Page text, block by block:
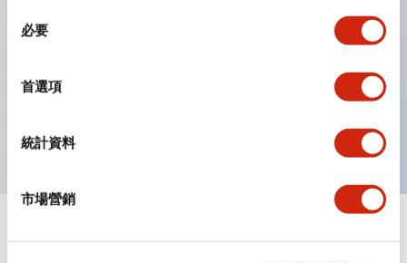
必要
首選項
統計資料
市場營銷
配備可確認接點狀態的指示燈，並提供手柄操作型、鑰匙
手柄可從6種中選擇
文件和檔案